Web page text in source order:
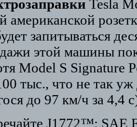
Tesla
американской
запитываться
этой машины
Model S Signature
тыс., что не так уж
до 97 км/ч за 4,4
J1772™: SAE